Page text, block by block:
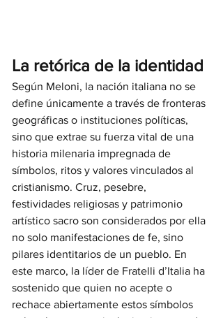
La retórica de la identidad
Según Meloni, la nación italiana no se
define únicamente a través de fronteras
geográficas o instituciones políticas,
sino que extrae su fuerza vital de una
historia milenaria impregnada de
símbolos, ritos y valores vinculados al
cristianismo. Cruz, pesebre,
festividades religiosas y patrimonio
artístico sacro son considerados por ella
no solo manifestaciones de fe, sino
pilares identitarios de un pueblo. En
este marco, la líder de Fratelli d’Italia ha
sostenido que quien no acepte o
rechace abiertamente estos símbolos